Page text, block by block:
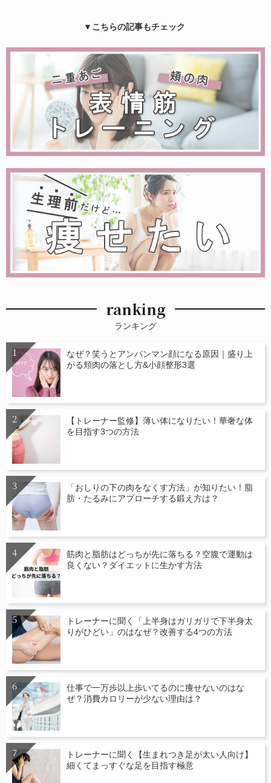
▼こちらの記事もチェック
ranking
ランキング
なぜ？笑うとアンパンマン顔になる原因｜盛り上
がる頬肉の落とし方&小顔整形3選
【トレーナー監修】薄い体になりたい！華奢な体
を目指す3つの方法
「おしりの下の肉をなくす方法」が知りたい！脂
肪・たるみにアプローチする鍛え方は？
筋肉と脂肪はどっちが先に落ちる？空腹で運動は
良くない？ダイエットに生かす方法
トレーナーに聞く「上半身はガリガリで下半身太
りがひどい」のはなぜ？改善する4つの方法
仕事で一万歩以上歩いてるのに痩せないのはな
ぜ？消費カロリーが少ない理由は？
トレーナーに聞く【生まれつき足が太い人向け】
細くてまっすぐな足を目指す極意